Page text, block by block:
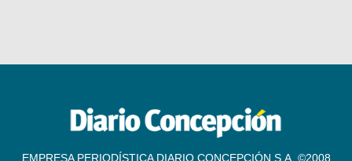
EMPRESA PERIODÍSTICA DIARIO CONCEPCIÓN S.A. ©2008